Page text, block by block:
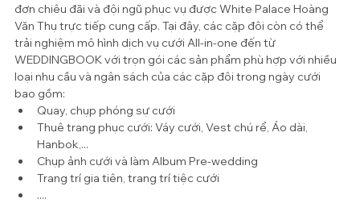
đơn chiêu đãi và đội ngũ phục vụ được White Palace Hoàng
Văn Thụ trực tiếp cung cấp. Tại đây, các cặp đôi còn có thể
trải nghiệm mô hình dịch vụ cưới All-in-one đến từ
WEDDINGBOOK với trọn gói các sản phẩm phù hợp với nhiều
loại nhu cầu và ngân sách của các cặp đôi trong ngày cưới
bao gồm:
Quay, chụp phóng sự cưới
Thuê trang phục cưới: Váy cưới, Vest chú rể, Áo dài,
Hanbok,...
Chụp ảnh cưới và làm Album Pre-wedding
Trang trí gia tiên, trang trí tiệc cưới
....